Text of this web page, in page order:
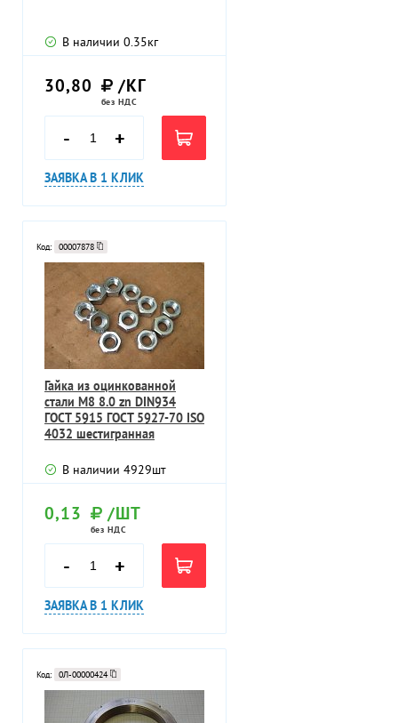
В наличии 0.35кг
30,80 /КГ
без НДС
- +
ЗАЯВКА В 1 КЛИК
Код: 00007878
Гайка из оцинкованной
стали М8 8.0 zn DIN934
ГОСТ 5915 ГОСТ 5927-70 ISO
4032 шестигранная
В наличии 4929шт
0,13 /ШТ
без НДС
- +
ЗАЯВКА В 1 КЛИК
Код: 0Л-00000424